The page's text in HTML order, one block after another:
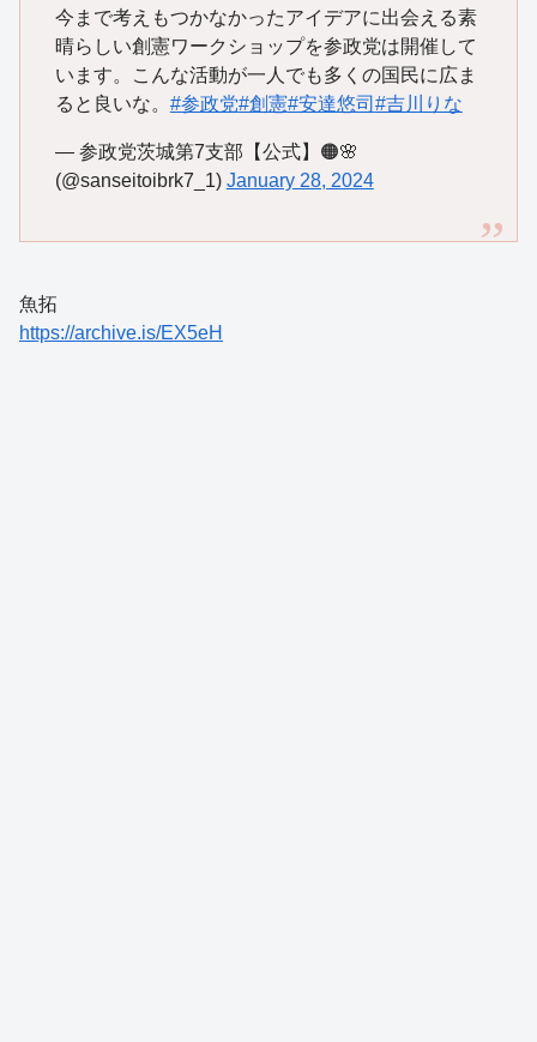
今まで考えもつかなかったアイデアに出会える素
晴らしい創憲ワークショップを参政党は開催して
います。こんな活動が一人でも多くの国民に広ま
ると良いな。 #参政党#創憲#安達悠司 #吉川りな
— 参政党茨城第7支部【公式】🟠🌸
(@sanseitoibrk7_1) January 28, 2024
魚拓
https://archive.is/EX5eH